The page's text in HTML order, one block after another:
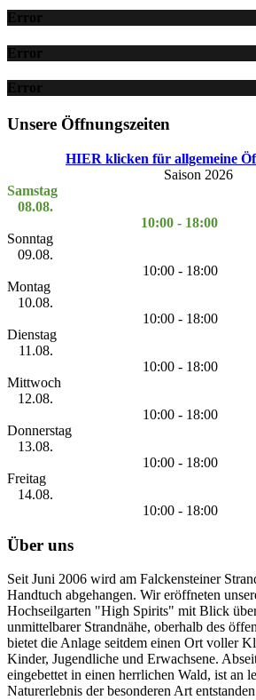
Error
Error
Error
Unsere Öffnungszeiten
HIER klicken für allgemeine
Saison 2026
Samstag
08.08.
10:00 - 18:00
Sonntag
09.08.
10:00 - 18:00
Montag
10.08.
10:00 - 18:00
Dienstag
11.08.
10:00 - 18:00
Mittwoch
12.08.
10:00 - 18:00
Donnerstag
13.08.
10:00 - 18:00
Freitag
14.08.
10:00 - 18:00
Über uns
Seit Juni 2006 wird am Falckensteiner
Handtuch abgehangen. Wir eröffneten
Hochseilgarten "High Spirits" mit Blick
unmittelbarer Strandnähe, oberhalb des
bietet die Anlage seitdem einen Ort voller
Kinder, Jugendliche und Erwachsene.
eingebettet in einen herrlichen Wald, ist an
Naturerlebnis der besonderen Art